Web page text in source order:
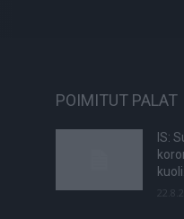
POIMITUT PALAT
IS:
kuoli…